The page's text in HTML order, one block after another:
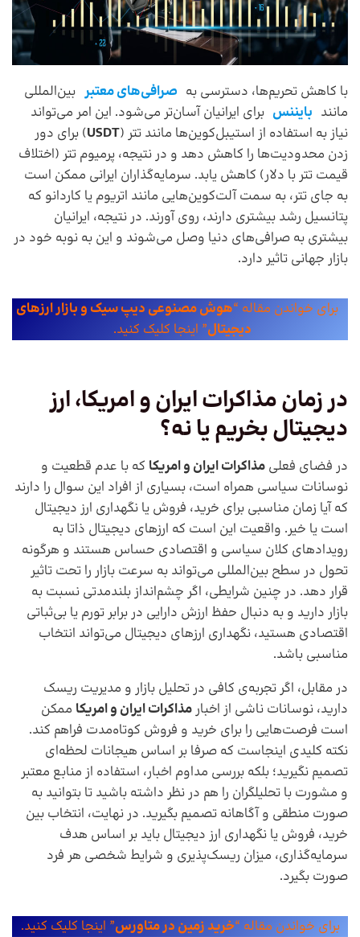
با کاهش تحریم‌ها، دسترسی به صرافی‌های معتبر بین‌المللی
مانند بایننس برای ایرانیان آسان‌تر می‌شود. این امر می‌تواند
نیاز به استفاده از استیبل‌کوین‌ها مانند تتر (USDT) برای دور
زدن محدودیت‌ها را کاهش دهد و در نتیجه، پرمیوم تتر (اختلاف
قیمت تتر با دلار) کاهش یابد. سرمایه‌گذاران ایرانی ممکن است
به جای تتر، به سمت آلت‌کوین‌هایی مانند اتریوم یا کاردانو که
پتانسیل رشد بیشتری دارند، روی آورند. در نتیجه، ایرانیان
بیشتری به صرافی‌های دنیا وصل می‌شوند و این به نوبه خود در
بازار جهانی تاثیر دارد.
برای خواندن مقاله “هوش مصنوعی دیپ سیک و بازار ارزهای
دیجیتال” اینجا کلیک کنید.
در زمان مذاکرات ایران و امریکا، ارز
دیجیتال بخریم یا نه؟
در فضای فعلی مذاکرات ایران و امریکا که با عدم قطعیت و
نوسانات سیاسی همراه است، بسیاری از افراد این سوال را دارند
که آیا زمان مناسبی برای خرید، فروش یا نگهداری ارز دیجیتال
است یا خیر. واقعیت این است که ارزهای دیجیتال ذاتا به
رویدادهای کلان سیاسی و اقتصادی حساس هستند و هرگونه
تحول در سطح بین‌المللی می‌تواند به سرعت بازار را تحت تاثیر
قرار دهد. در چنین شرایطی، اگر چشم‌انداز بلندمدتی نسبت به
بازار دارید و به دنبال حفظ ارزش دارایی در برابر تورم یا بی‌ثباتی
اقتصادی هستید، نگهداری ارزهای دیجیتال می‌تواند انتخاب
مناسبی باشد.
در مقابل، اگر تجربه‌ی کافی در تحلیل بازار و مدیریت ریسک
دارید، نوسانات ناشی از اخبار مذاکرات ایران و امریکا ممکن
است فرصت‌هایی را برای خرید و فروش کوتاه‌مدت فراهم کند.
نکته کلیدی اینجاست که صرفا بر اساس هیجانات لحظه‌ای
تصمیم نگیرید؛ بلکه بررسی مداوم اخبار، استفاده از منابع معتبر
و مشورت با تحلیلگران را هم در نظر داشته باشید تا بتوانید به
صورت منطقی و آگاهانه تصمیم بگیرید. در نهایت، انتخاب بین
خرید، فروش یا نگهداری ارز دیجیتال باید بر اساس هدف
سرمایه‌گذاری، میزان ریسک‌پذیری و شرایط شخصی هر فرد
صورت بگیرد.
برای خواندن مقاله “خرید زمین در متاورس” اینجا کلیک کنید.